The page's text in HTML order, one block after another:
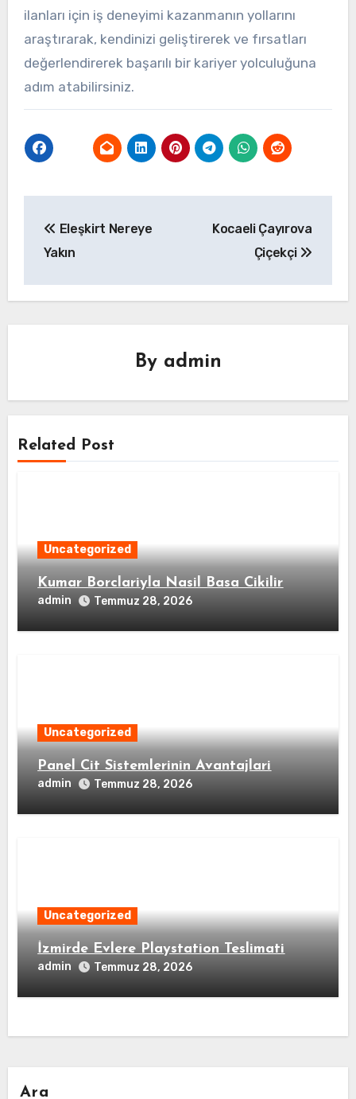
ilanları için iş deneyimi kazanmanın yollarını
araştırarak, kendinizi geliştirerek ve fırsatları
değerlendirerek başarılı bir kariyer yolculuğuna
adım atabilirsiniz.
gezinmesi
Eleşkirt Nereye
Yakın
Kocaeli Çayırova
Çiçekçi
By admin
Related Post
Uncategorized
Kumar Borclariyla Nasil Basa Cikilir
admin Temmuz 28, 2026
Uncategorized
Panel Cit Sistemlerinin Avantajlari
admin Temmuz 28, 2026
Uncategorized
İzmirde Evlere Playstation Teslimati
admin Temmuz 28, 2026
Ara